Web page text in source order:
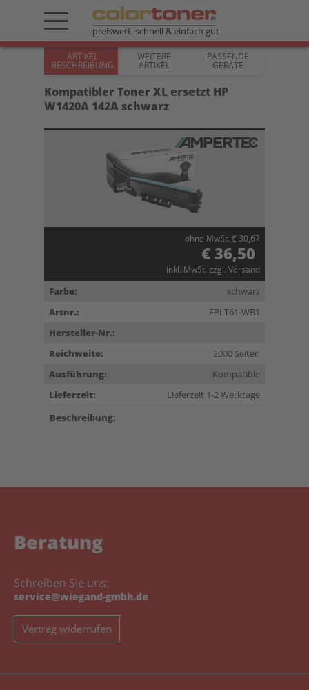
preiswert, schnell & einfach gut
ARTIKEL
BESCHREIBUNG
WEITERE
ARTIKEL
PASSENDE
GERÄTE
Kompatibler Toner XL ersetzt HP
W1420A 142A schwarz
ohne MwSt. € 30,67
€ 36,50
inkl. MwSt. zzgl. Versand
Farbe:
schwarz
Artnr.:
EPLT61-WB1
Hersteller-Nr.:
Reichweite:
2000 Seiten
Ausführung:
Kompatible
Lieferzeit:
Lieferzeit 1-2 Werktage
Beschreibung:
Beratung
Schreiben Sie uns:
service@wiegand-gmbh.de
Vertrag widerrufen